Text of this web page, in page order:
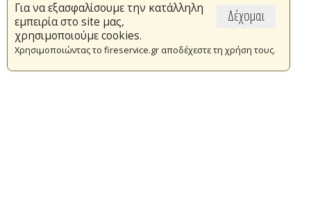
Δέχομαι
Για να εξασφαλίσουμε την κατάλληλη
εμπειρία στο site μας,
χρησιμοποιούμε cookies.
Χρησιμοποιώντας το fireservice.gr αποδέχεστε τη χρήση τους.